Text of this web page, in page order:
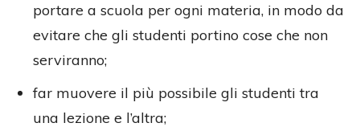
portare a scuola per ogni materia, in modo da
evitare che gli studenti portino cose che non
serviranno;
far muovere il più possibile gli studenti tra
una lezione e l’altra;